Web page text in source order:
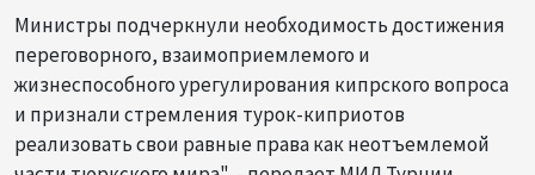
Министры подчеркнули необходимость достижения
переговорного, взаимоприемлемого и
жизнеспособного урегулирования кипрского вопроса
и признали стремления турок-киприотов
реализовать свои равные права как неотъемлемой